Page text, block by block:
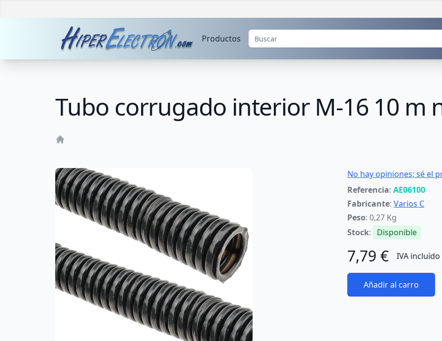
Productos
Tubo corrugado interior M-16 10 m
No hay opiniones; sé el
Referencia: AE06100
Fabricante: Varios C
Peso: 0,27 Kg
Stock: Disponible
7,79 € IVA incluído
Añadir al carro